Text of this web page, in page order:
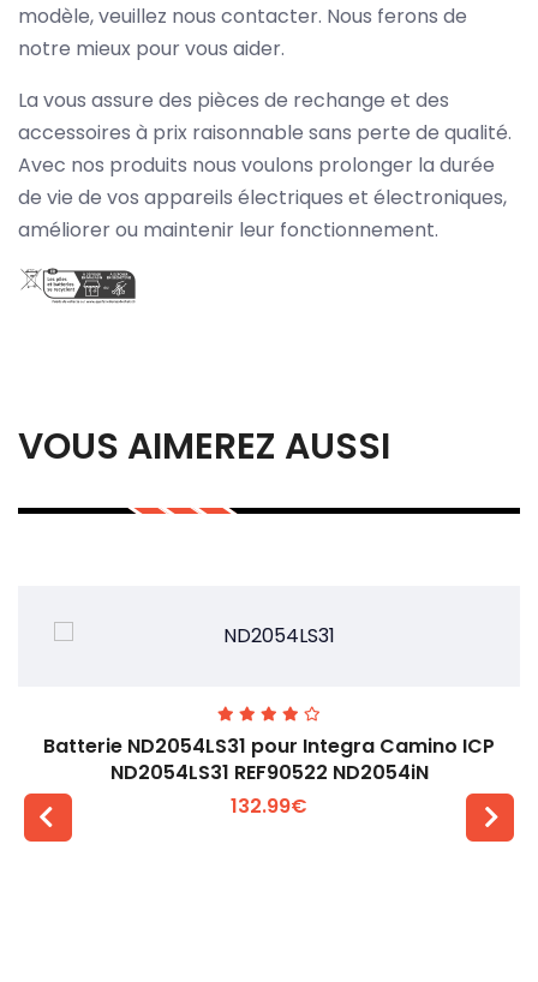
modèle, veuillez nous contacter. Nous ferons de
notre mieux pour vous aider.
La vous assure des pièces de rechange et des
accessoires à prix raisonnable sans perte de qualité.
Avec nos produits nous voulons prolonger la durée
de vie de vos appareils électriques et électroniques,
améliorer ou maintenir leur fonctionnement.
VOUS AIMEREZ AUSSI
Batterie ND2054LS31 pour Integra Camino ICP
ND2054LS31 REF90522 ND2054iN
132.99€